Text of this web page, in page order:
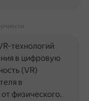
технологий
в цифровую
(VR)
в
физического.